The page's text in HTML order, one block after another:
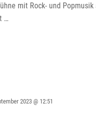
mit Rock- und
…
2023 @ 12:51